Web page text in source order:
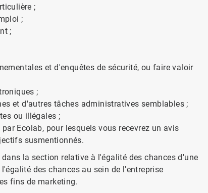
;
;
;
et d'enquêtes de sécurité, ou faire valoir
;
et d'autres tâches administratives semblables ;
ou illégales ;
Ecolab, pour lesquels vous recevrez un avis
susmentionnés.
la section relative à l'égalité des chances d'une
des chances au sein de l'entreprise
fins de marketing.